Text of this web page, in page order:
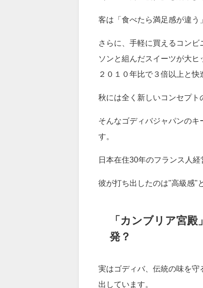
（４８１円＋税）」も飛ぶよ
客は「食べたら満足感が違う
さらに、手軽に買えるコンビ
２０１０年比で３倍以上と快
す。
日本在住30年のフランス人経
彼が打ち出したのは"高級感"
「カンブリア宮殿